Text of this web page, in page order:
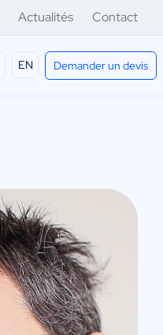
Actualités Contact
EN Demander un devis